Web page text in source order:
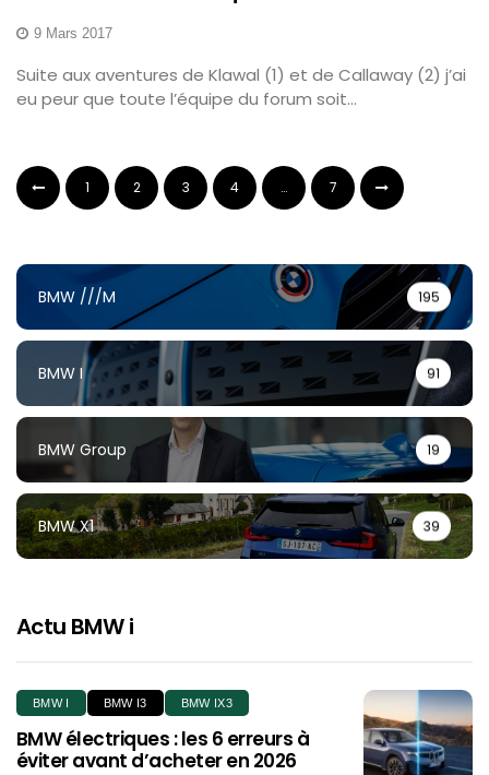
9 Mars 2017
Suite aux aventures de Klawal (1) et de Callaway (2) j’ai
eu peur que toute l’équipe du forum soit...
1 2 3 4 … 7
BMW ///M 195
BMW I 91
BMW Group 19
BMW X1 39
Actu BMW i
BMW I BMW I3 BMW IX3
BMW électriques : les 6 erreurs à
éviter avant d’acheter en 2026